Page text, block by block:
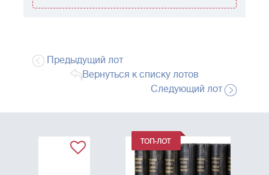
Предыдущий лот
Вернуться к списку лотов
Следующий лот